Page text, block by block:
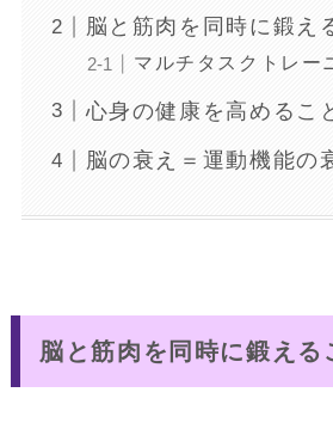
脳と筋肉を同時に鍛え
マルチタスクトレー
心身の健康を高めるこ
脳の衰え＝運動機能の
脳と筋肉を同時に鍛える